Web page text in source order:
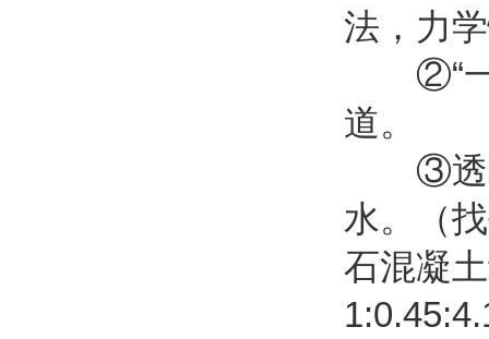
法，力
②“一”
道。
③透水
水。（
石混凝